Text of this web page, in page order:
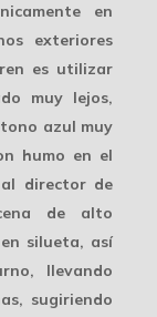
en
exteriores
es utilizar
muy lejos,
azul muy
humo en el
director de
de alto
silueta, así
llevando
sugiriendo